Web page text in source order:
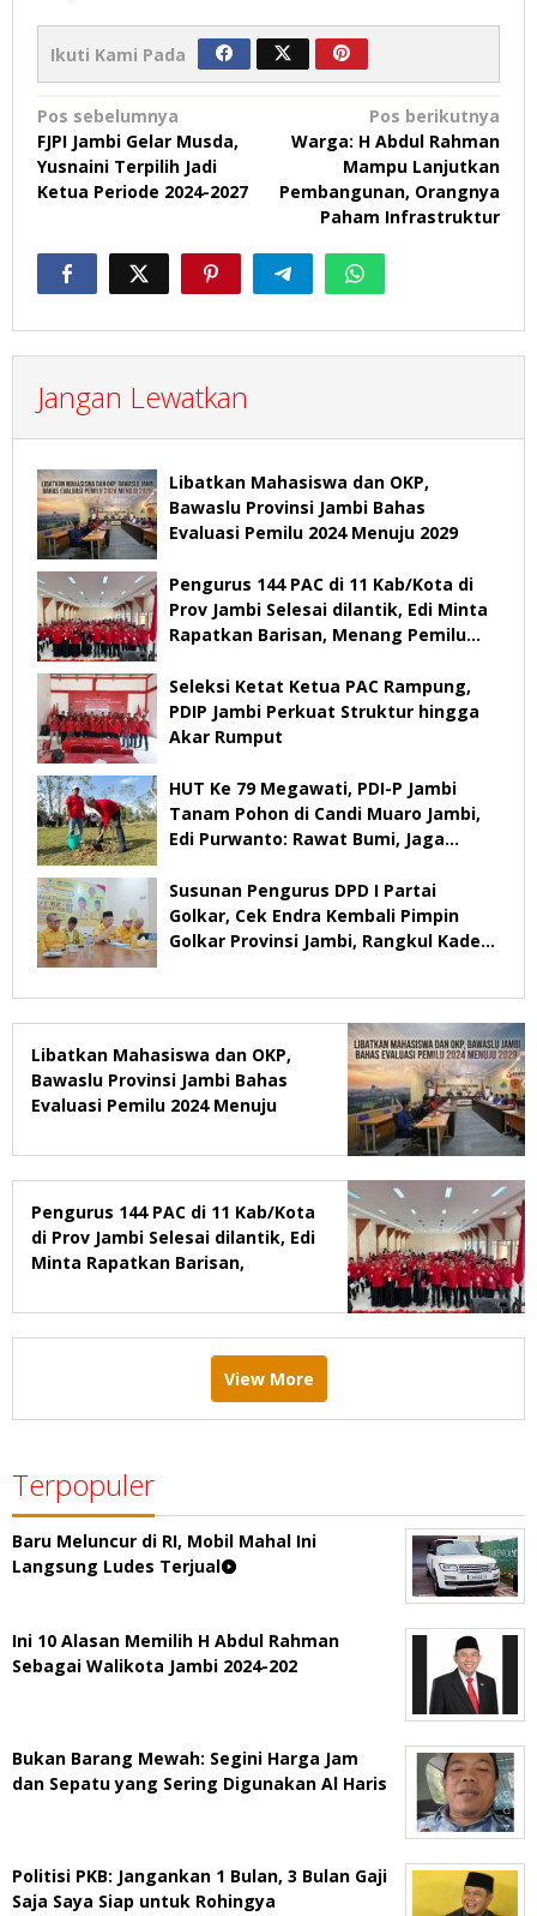
Ikuti Kami Pada
Navigasi
pos
Pos sebelumnya
FJPI Jambi Gelar Musda,
Yusnaini Terpilih Jadi
Ketua Periode 2024-2027
Pos berikutnya
Warga: H Abdul Rahman
Mampu Lanjutkan
Pembangunan, Orangnya
Paham Infrastruktur
Jangan Lewatkan
Libatkan Mahasiswa dan OKP,
Bawaslu Provinsi Jambi Bahas
Evaluasi Pemilu 2024 Menuju 2029
Pengurus 144 PAC di 11 Kab/Kota di
Prov Jambi Selesai dilantik, Edi Minta
Rapatkan Barisan, Menang Pemilu
Seleksi Ketat Ketua PAC Rampung,
PDIP Jambi Perkuat Struktur hingga
Akar Rumput
HUT Ke 79 Megawati, PDI-P Jambi
Tanam Pohon di Candi Muaro Jambi,
Edi Purwanto: Rawat Bumi, Jaga
Susunan Pengurus DPD I Partai
Golkar, Cek Endra Kembali Pimpin
Golkar Provinsi Jambi, Rangkul Kader
Libatkan Mahasiswa dan OKP,
Bawaslu Provinsi Jambi Bahas
Evaluasi Pemilu 2024 Menuju
Pengurus 144 PAC di 11 Kab/Kota
di Prov Jambi Selesai dilantik, Edi
Minta Rapatkan Barisan,
View More
Terpopuler
Baru Meluncur di RI, Mobil Mahal Ini
Langsung Ludes Terjual
Ini 10 Alasan Memilih H Abdul Rahman
Sebagai Walikota Jambi 2024-202
Bukan Barang Mewah: Segini Harga Jam
dan Sepatu yang Sering Digunakan Al Haris
Politisi PKB: Jangankan 1 Bulan, 3 Bulan Gaji
Saja Saya Siap untuk Rohingya